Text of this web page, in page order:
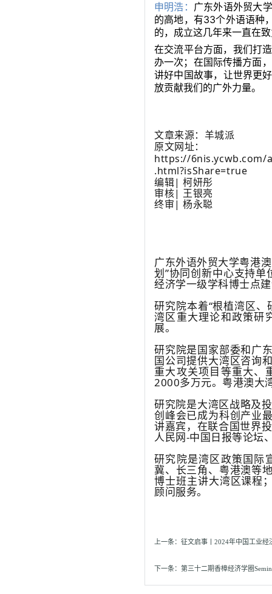
申明浩： 广东外语外贸大
的高地，有33个外语语种
的，成立这几年来一直在
在交流平台方面，我们打
办一次；在国际传播方面
讲好中国故事，让世界更
放贡献我们的广外力量。
文章来源：羊城派
原文网址：
https://6nis.ycwb.com/
.html?isShare=true
编辑| 柯妍彤
审核| 王银亮
终审| 杨永聪
广东外语外贸大学粤港
划”协同创新中心支持
经济学一级学科博士点
研究院本着“根植湾区
湾区重大理论和政策研
展。
研究院是国家部委和广
国公司提供大湾区咨询
重大攻关项目等重大、
2000多万元。粤港澳大
研究院是大湾区战略及
创峰会已成为科创产业
讲嘉宾，在联合国世界
人民网-中国日报等论坛
研究院是湾区政策国际
冀、长三角、粤港澳等
博士班主讲大湾区课程
顾问服务。
上一条： 征文启事丨2024年中国工业
下一条： 第三十二期香樟经济学圈